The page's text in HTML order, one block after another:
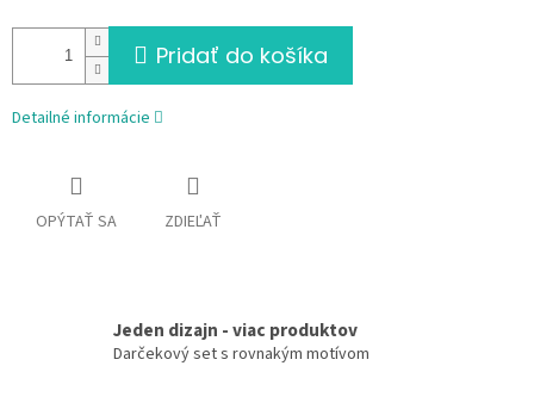
Pridať do košíka
Detailné informácie
OPÝTAŤ SA ZDIEĽAŤ
Jeden dizajn - viac produktov
Darčekový set s rovnakým motívom